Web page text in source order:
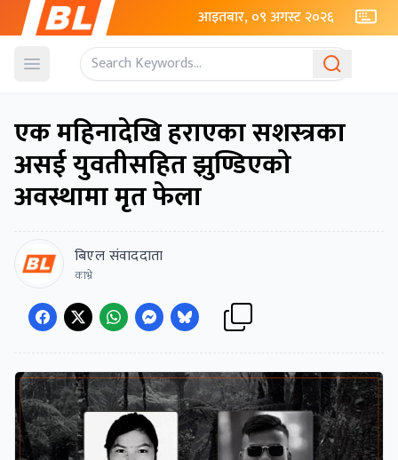
आइतबार, ०९ अगस्ट २०२६
Open menu
एक महिनादेखि हराएका सशस्त्रका
असई युवतीसहित झुण्डिएको
अवस्थामा मृत फेला
बिएल संवाददाता
काभ्रे